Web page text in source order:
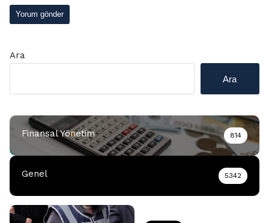
Ara
Ara
Finansal Yönetim 814
Genel 5342